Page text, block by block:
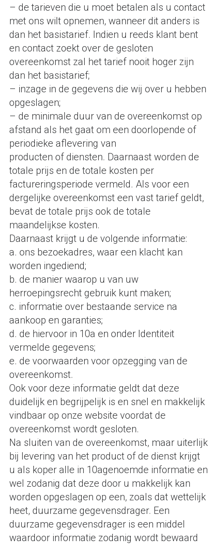
– de tarieven die u moet betalen als u contact
met ons wilt opnemen, wanneer dit anders is
dan het basistarief. Indien u reeds klant bent
en contact zoekt over de gesloten
overeenkomst zal het tarief nooit hoger zijn
dan het basistarief;
– inzage in de gegevens die wij over u hebben
opgeslagen;
– de minimale duur van de overeenkomst op
afstand als het gaat om een doorlopende of
periodieke aflevering van
producten of diensten. Daarnaast worden de
totale prijs en de totale kosten per
factureringsperiode vermeld. Als voor een
dergelijke overeenkomst een vast tarief geldt,
bevat de totale prijs ook de totale
maandelijkse kosten.
Daarnaast krijgt u de volgende informatie:
a. ons bezoekadres, waar een klacht kan
worden ingediend;
b. de manier waarop u van uw
herroepingsrecht gebruik kunt maken;
c. informatie over bestaande service na
aankoop en garanties;
d. de hiervoor in 10a en onder Identiteit
vermelde gegevens;
e. de voorwaarden voor opzegging van de
overeenkomst.
Ook voor deze informatie geldt dat deze
duidelijk en begrijpelijk is en snel en makkelijk
vindbaar op onze website voordat de
overeenkomst wordt gesloten.
Na sluiten van de overeenkomst, maar uiterlijk
bij levering van het product of de dienst krijgt
u als koper alle in 10agenoemde informatie en
wel zodanig dat deze door u makkelijk kan
worden opgeslagen op een, zoals dat wettelijk
heet, duurzame gegevensdrager. Een
duurzame gegevensdrager is een middel
waardoor informatie zodanig wordt bewaard